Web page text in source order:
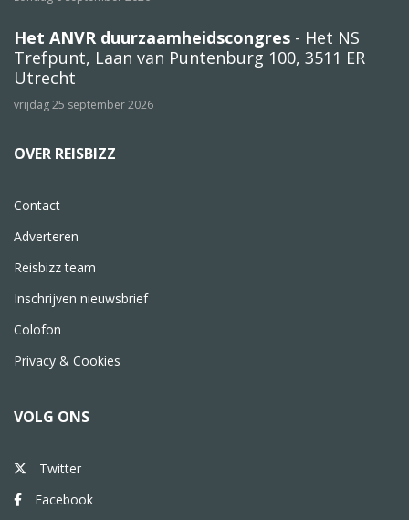
Het ANVR duurzaamheidscongres - Het NS
Trefpunt, Laan van Puntenburg 100, 3511 ER
Utrecht
vrijdag 25 september 2026
OVER REISBIZZ
Contact
Adverteren
Reisbizz team
Inschrijven nieuwsbrief
Colofon
Privacy & Cookies
VOLG ONS
Twitter
Facebook